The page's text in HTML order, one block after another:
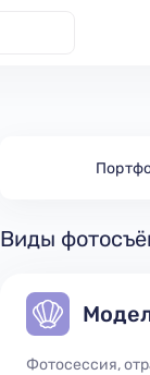
Виды
Фотосессия,